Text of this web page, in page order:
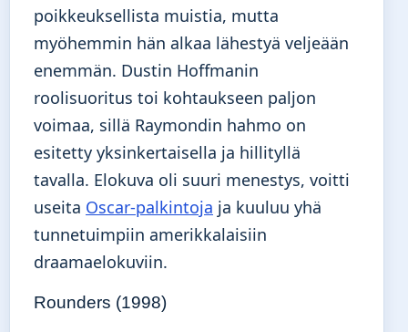
poikkeuksellista muistia, mutta
myöhemmin hän alkaa lähestyä veljeään
enemmän. Dustin Hoffmanin
roolisuoritus toi kohtaukseen paljon
voimaa, sillä Raymondin hahmo on
esitetty yksinkertaisella ja hillityllä
tavalla. Elokuva oli suuri menestys, voitti
useita Oscar-palkintoja ja kuuluu yhä
tunnetuimpiin amerikkalaisiin
draamaelokuviin.
Rounders (1998)